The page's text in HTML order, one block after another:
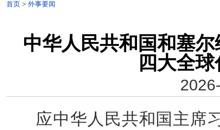
首页 > 外事要闻
中华人民共和国和塞
四大全
应中华人民共和国主席